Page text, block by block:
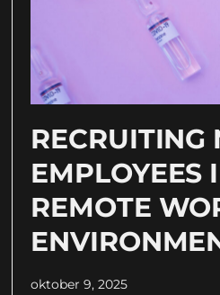
RECRUITING
EMPLOYEES
REMOTE
oktober 9, 2025